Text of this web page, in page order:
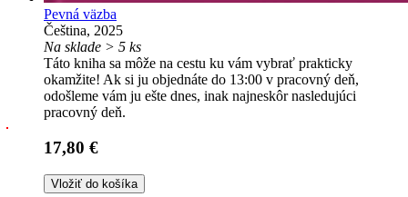
Pevná väzba
Čeština, 2025
Na sklade > 5 ks
Táto kniha sa môže na cestu ku vám vybrať prakticky
okamžite! Ak si ju objednáte do 13:00 v pracovný deň,
odošleme vám ju ešte dnes, inak najneskôr nasledujúci
pracovný deň.
17,80 €
Vložiť do košíka